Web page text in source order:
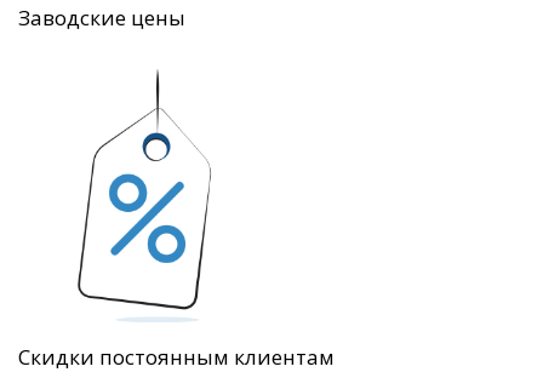
Заводские цены
Скидки постоянным клиентам